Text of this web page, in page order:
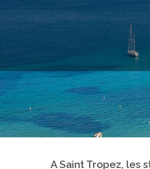
A Saint Tropez, les